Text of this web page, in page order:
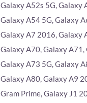
Galaxy A52s 5G, Galaxy
Galaxy A54 5G, Galaxy
Galaxy A7 2016, Galaxy
Galaxy A70, Galaxy A71,
Galaxy A73 5G, Galaxy
Galaxy A80, Galaxy A9
Gram Prime, Galaxy J1